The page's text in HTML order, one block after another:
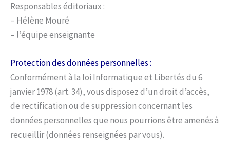
Responsables éditoriaux :
– Hélène Mouré
– l’équipe enseignante
Protection des données personnelles :
Conformément à la loi Informatique et Libertés du 6
janvier 1978 (art. 34), vous disposez d’un droit d’accès,
de rectification ou de suppression concernant les
données personnelles que nous pourrions être amenés à
recueillir (données renseignées par vous).